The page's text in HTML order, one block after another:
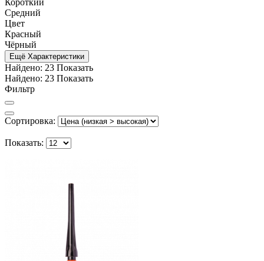
Короткий
Средний
Цвет
Красный
Чёрный
Ещё Характеристики
Найдено: 23 Показать
Найдено: 23 Показать
Фильтр
Сортировка:
Показать: